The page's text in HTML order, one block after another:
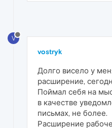
V
vostryk
Долго висело у
расширение,
Поймал себя на
в качестве
письмах, не более.
Расширение